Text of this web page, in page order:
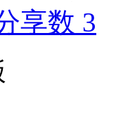
享数 3